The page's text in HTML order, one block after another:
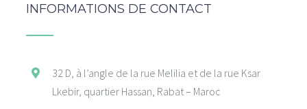
INFORMATIONS DE CONTACT
32 D, à l’angle de la rue Melilia et de la rue Ksar
Lkebir, quartier Hassan, Rabat – Maroc